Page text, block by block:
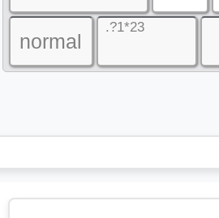
normal
.?1*23